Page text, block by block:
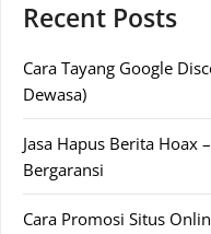
Recent Posts
Cara Tayang Google
Dewasa)
Jasa Hapus Berita Hoax
Bergaransi
Cara Promosi Situs